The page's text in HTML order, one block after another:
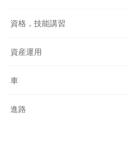
資格，技能講習
資産運用
車
進路